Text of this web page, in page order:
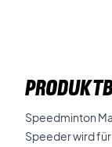
Speedminton
Speeder wird